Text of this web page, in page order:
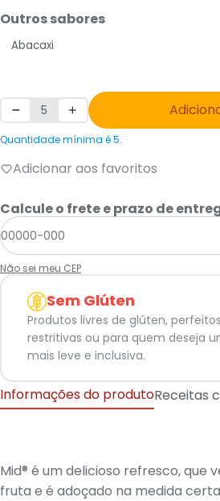
Outros sabores
Quantidade mínima é 5.
Adicionar aos favoritos
Calcule o frete e prazo de
Não sei meu CEP
Sem Glúten
Produtos livres de glúten,
restritivas ou para quem deseja
mais leve e inclusiva.
Informações do produtoReceitas
Mid® é um delicioso refresco, que
fruta e é adoçado na medida